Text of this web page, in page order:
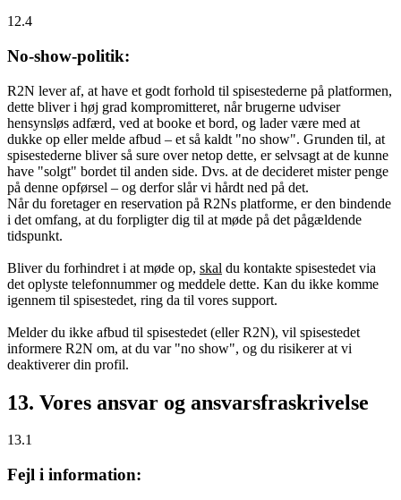
12.4
No-show-politik:
R2N lever af, at have et godt forhold til spisestederne på platformen,
dette bliver i høj grad kompromitteret, når brugerne udviser
hensynsløs adfærd, ved at booke et bord, og lader være med at
dukke op eller melde afbud – et så kaldt "no show". Grunden til, at
spisestederne bliver så sure over netop dette, er selvsagt at de kunne
have "solgt" bordet til anden side. Dvs. at de decideret mister penge
på denne opførsel – og derfor slår vi hårdt ned på det.
Når du foretager en reservation på R2Ns platforme, er den bindende
i det omfang, at du forpligter dig til at møde på det pågældende
tidspunkt.
Bliver du forhindret i at møde op, skal du kontakte spisestedet via
det oplyste telefonnummer og meddele dette. Kan du ikke komme
igennem til spisestedet, ring da til vores support.
Melder du ikke afbud til spisestedet (eller R2N), vil spisestedet
informere R2N om, at du var "no show", og du risikerer at vi
deaktiverer din profil.
13. Vores ansvar og ansvarsfraskrivelse
13.1
Fejl i information: